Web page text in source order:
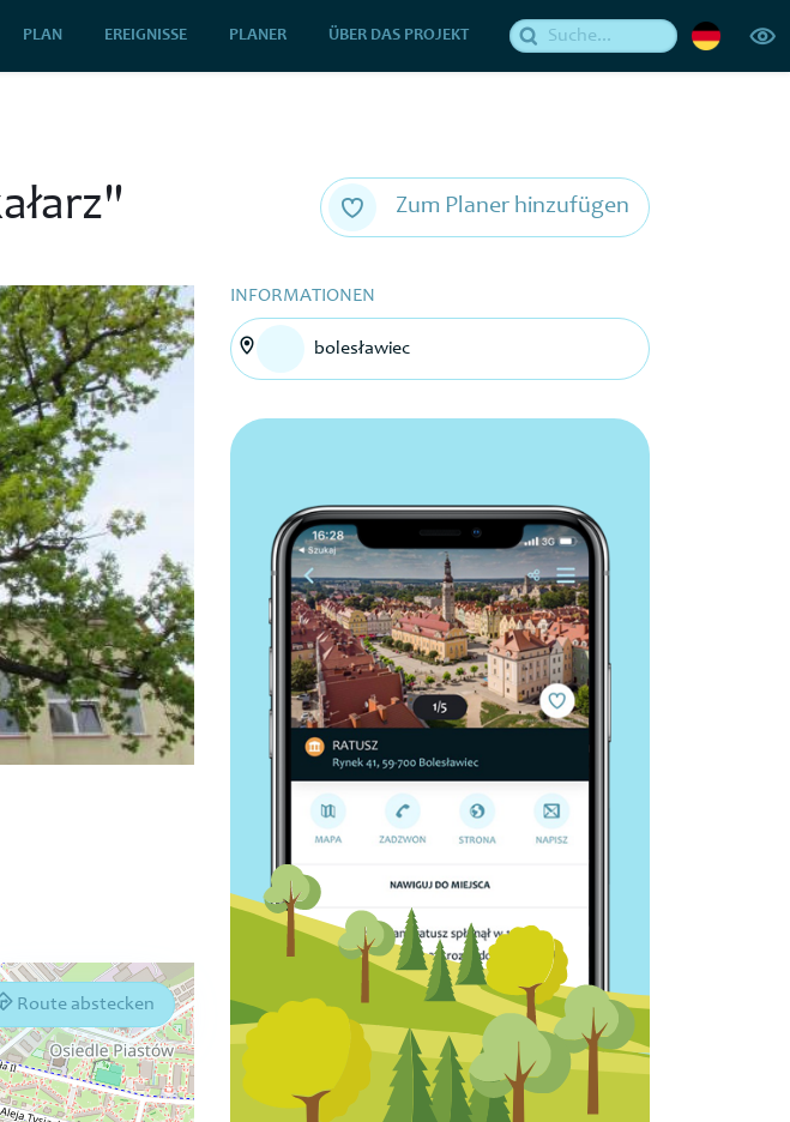
PLAN EREIGNISSE PLANER ÜBER DAS PROJEKT
Zum Planer hinzufügen
Route abstecken
INFORMATIONEN
bolesławiec